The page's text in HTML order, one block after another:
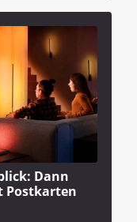
Dann
Postkarten